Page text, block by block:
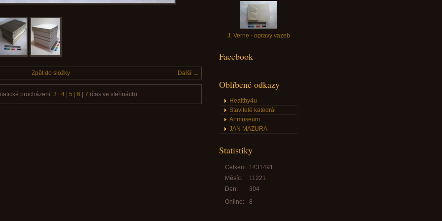
Další →
Zpět do složky
procházení: 3 4| 5 6 7 (čas ve vteřinách)
J. Verne - opravy vazeb
Facebook
Oblíbené odkazy
Healthy4u
Stavitelé katedrál
Artmuseum
JAN MAZURA
Statistiky
Online: 8
Celkem: 1431491
Měsíc:
11221
Den:
304